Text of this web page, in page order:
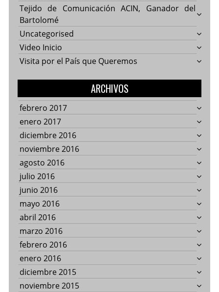
Tejido de Comunicación ACIN, Ganador del
Bartolomé
Uncategorised
Video Inicio
Visita por el País que Queremos
ARCHIVOS
febrero 2017
enero 2017
diciembre 2016
noviembre 2016
agosto 2016
julio 2016
junio 2016
mayo 2016
abril 2016
marzo 2016
febrero 2016
enero 2016
diciembre 2015
noviembre 2015